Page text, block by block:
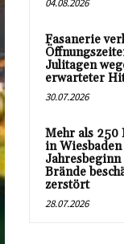
04.08.2026
Fasanerie
Julitagen
erwarteter
30.07.2026
Mehr als 250
in
Jahresbeginn
Brände
zerstört
28.07.2026